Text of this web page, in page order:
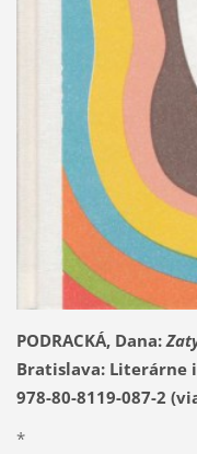
PODRACKÁ, Dana:
Bratislava: Literárne
978-80-8119-087-2
*